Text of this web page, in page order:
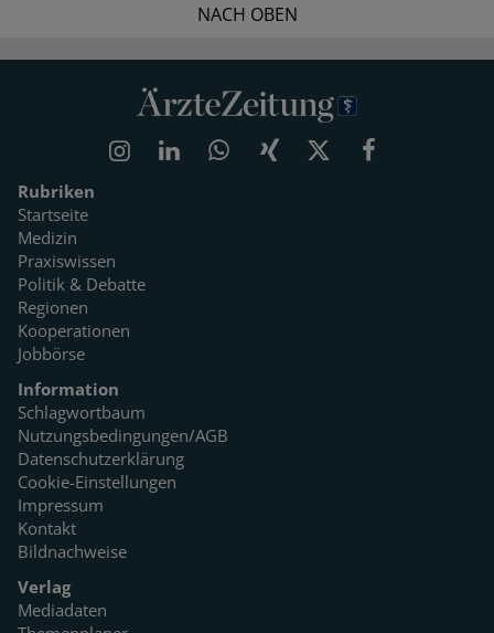
NACH OBEN
Rubriken
Startseite
Medizin
Praxiswissen
Politik & Debatte
Regionen
Kooperationen
Jobbörse
Information
Schlagwortbaum
Nutzungsbedingungen/AGB
Datenschutzerklärung
Cookie-Einstellungen
Impressum
Kontakt
Bildnachweise
Verlag
Mediadaten